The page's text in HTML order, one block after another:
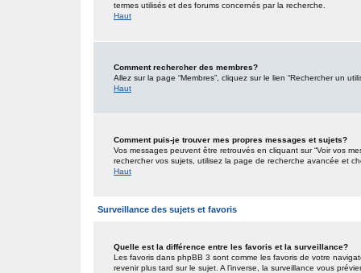
termes utilisés et des forums concernés par la recherche.
Haut
Comment rechercher des membres?
Allez sur la page “Membres”, cliquez sur le lien “Rechercher un
Haut
Comment puis-je trouver mes propres messages et sujets?
Vos messages peuvent être retrouvés en cliquant sur “Voir vos
rechercher vos sujets, utilisez la page de recherche avancée et
Haut
Surveillance des sujets et favoris
Quelle est la différence entre les favoris et la surveillance?
Les favoris dans phpBB 3 sont comme les favoris de votre
revenir plus tard sur le sujet. A l’inverse, la surveillance vous